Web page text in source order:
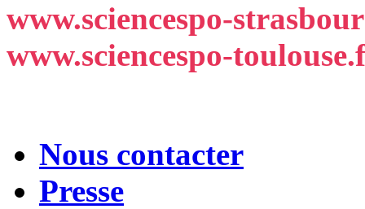
www.sciencespo-
www.sciencespo-
Nous contacter
Presse